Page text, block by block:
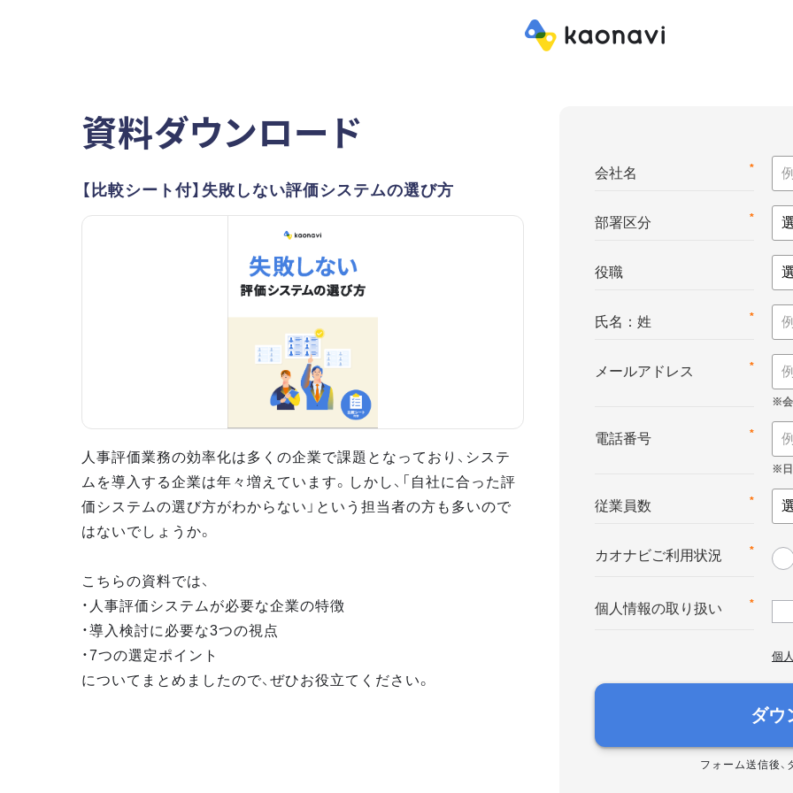
資料ダウンロード
【比較シート付】失敗しない評価システムの選び方
人事評価業務の効率化は多くの企業で課題となっており、システ
ムを導入する企業は年々増えています。しかし、「自社に合った評
価システムの選び方がわからない」という担当者の方も多いので
はないでしょうか。
こちらの資料では、
・人事評価システムが必要な企業の特徴
・導入検討に必要な3つの視点
・7つの選定ポイント
についてまとめましたので、ぜひお役立てください。
*
会社名
*
部署区分
役職
*
氏名：姓
*
メールアドレス
*
電話番号
*
従業員数
*
カオナビご利用状況
*
個人情報の取り扱い
個
ダウ
フォーム送信後